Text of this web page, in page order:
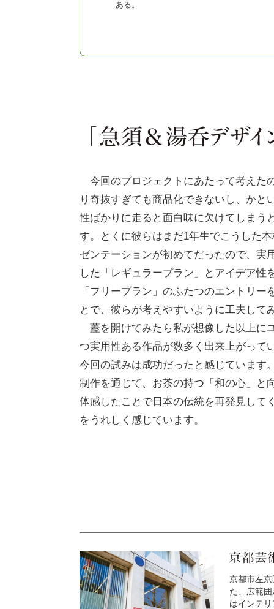
ある。
今回のプロジェクトにあたって考えた
り奇抜すぎても商品化できないし、かと
性ばかりに走ると面白味に欠けてしまう
す。とくに彼らはまだ1年生でこうした
ゼンテーションが初めてだったので、実
した「レギュラープラン」とアイデア性
「フリープラン」のふたつのエントリー
とで、彼らが考えやすいように工夫して
蓋を開けてみたら私が想像した以上に
つ実用性ある作品が数多く出来上がって
今回の試みは成功だったと感じています
制作を通じて、お茶の持つ「和の心」と
体感したことで日本の伝統を再発見して
をうれしく感じています。
京都市左
た、広範
はインテ